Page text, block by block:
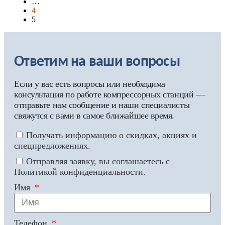
4
5
Ответим на ваши вопросы
Если у вас есть вопросы или необходима
консультация по работе компрессорных станций —
отправьте нам сообщение и наши специалисты
свяжутся с вами в самое ближайшее время.
Получать информацию о скидках, акциях и
спецпредложениях.
Отправляя заявку, вы соглашаетесь с
Политикой конфиденциальности.
Имя
Телефон